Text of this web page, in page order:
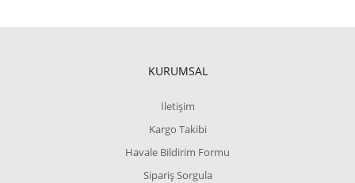
KURUMSAL
İletişim
Kargo Takibi
Havale Bildirim Formu
Sipariş Sorgula